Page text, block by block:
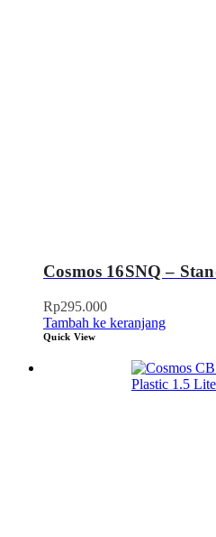
Cosmos 16SNQ –
Rp295.000
Tambah ke keranjang
Quick View